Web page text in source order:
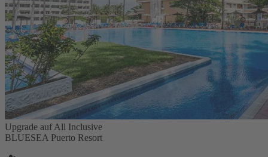
Upgrade auf All Inclusive
BLUESEA Puerto Resort